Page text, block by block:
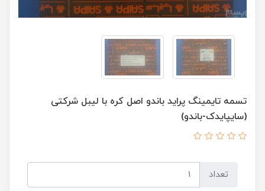
تسمه تایمینگ پراید باندو اصل کره با لیبل شرکتی
(سایپایدک-باندو)
تعداد